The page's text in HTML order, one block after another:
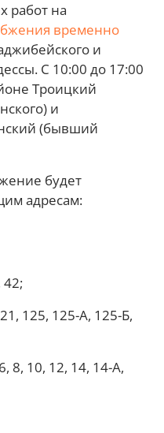
работ на
временно
и
С 10:00 до 17:00
Троицкий
и
(бывший
будет
адресам:
125, 125-А, 125-Б,
8, 10, 12, 14, 14-А,